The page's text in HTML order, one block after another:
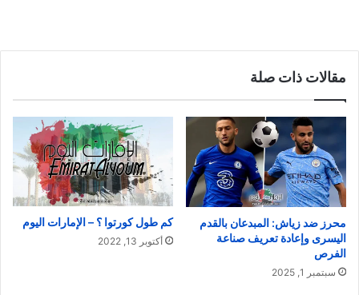
مقالات ذات صلة
محرز ضد زياش: المبدعان بالقدم
اليسرى وإعادة تعريف صناعة
الفرص
سبتمبر 1, 2025
كم طول كورتوا ؟ – الإمارات اليوم
أكتوبر 13, 2022